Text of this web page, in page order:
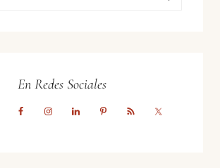
En Redes Sociales